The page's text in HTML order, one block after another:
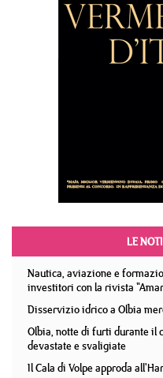
LE
Nautica, aviazione e
investitori con la rivista
Disservizio idrico a Olbia
Olbia, notte di furti durante il
devastate e svaligiate
Il Cala di Volpe approda